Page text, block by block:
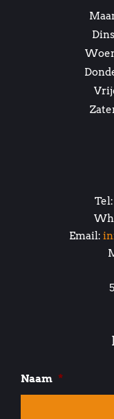
Tel:
Email:
Naam *